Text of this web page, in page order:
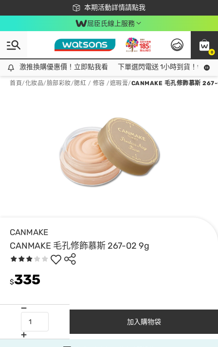
本期活動詳情請點我
下載app最高回饋$350
屈臣氏線上服務
0
激推換購優惠價！立即點我看
激推換購優惠價！立即點我看 下單選閃電送 1小時到貨！領神
首頁/化妝品/臉部彩妝/腮紅 / 修容 /遮瑕膏/CANMAKE 毛孔修飾慕斯
CANMAKE
CANMAKE 毛孔修飾慕斯 267-02 9g
$335
加入購物袋